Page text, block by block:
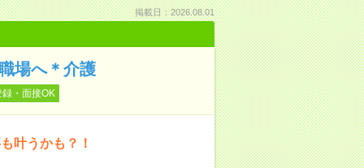
掲載日：2026.08.01
場へ＊介護
・面接OK
叶うかも？！